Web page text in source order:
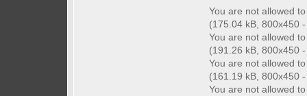
You are not allowed
(175.04 kB, 800x450
You are not allowed
(191.26 kB, 800x450
You are not allowed
(161.19 kB, 800x450
You are not allowed